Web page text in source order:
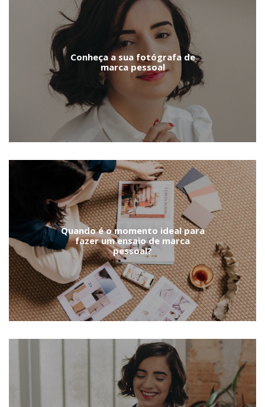
Conheça a sua fotógrafa de
marca pessoal
Quando é o momento ideal para
fazer um ensaio de marca
pessoal?